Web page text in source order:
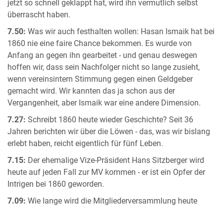
jetzt so schnell geklappt hat, wird ihn vermutlich selbst
überrascht haben.
7.50: Was wir auch festhalten wollen: Hasan Ismaik hat bei
1860 nie eine faire Chance bekommen. Es wurde von
Anfang an gegen ihn gearbeitet - und genau deswegen
hoffen wir, dass sein Nachfolger nicht so lange zusieht,
wenn vereinsintern Stimmung gegen einen Geldgeber
gemacht wird. Wir kannten das ja schon aus der
Vergangenheit, aber Ismaik war eine andere Dimension.
7.27: Schreibt 1860 heute wieder Geschichte? Seit 36
Jahren berichten wir über die Löwen - das, was wir bislang
erlebt haben, reicht eigentlich für fünf Leben.
7.15: Der ehemalige Vize-Präsident Hans Sitzberger wird
heute auf jeden Fall zur MV kommen - er ist ein Opfer der
Intrigen bei 1860 geworden.
7.09: Wie lange wird die Mitgliederversammlung heute